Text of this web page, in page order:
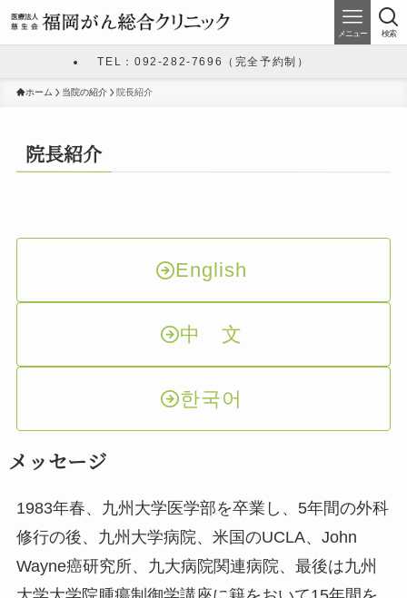
検索
メニュー
TEL：092-282-7696（完全予約制）
ホーム 当院の紹介 院長紹介
院長紹介
English
中 文
한국어
メッセージ
1983年春、九州大学医学部を卒業し、5年間の外科
修行の後、九州大学病院、米国のUCLA、John
Wayne癌研究所、九大病院関連病院、最後は九州